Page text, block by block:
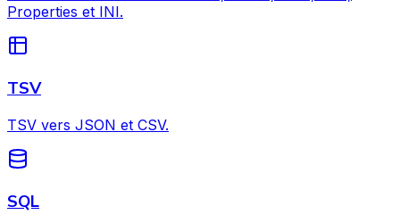
Properties et INI.
TSV
TSV vers JSON et CSV.
SQL